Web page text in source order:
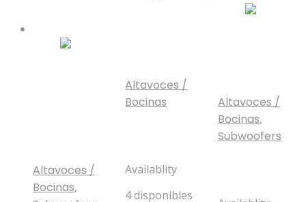
Altavoces /
Bocinas,
Altavoces /
Bocinas
Availablity
4 disponibles
Altavoces /
Bocinas,
Subwoofers